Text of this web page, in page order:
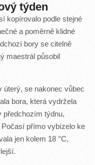
týden
kopírovalo podle stejné
a poměrně klidné
bory se citelně
maestrál působil
úterý, se nakonec vůbec
bora, která vydržela
předchozím týdnu,
přímo vybízelo ke
jen kolem 18 °C,